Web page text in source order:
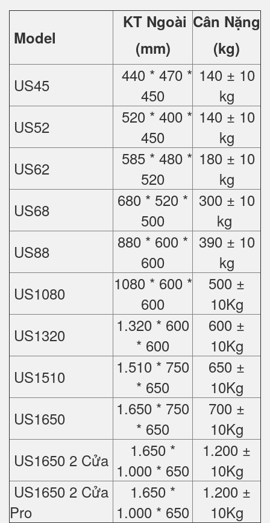
Model
KT Ngoài
(mm)
Cân Nặng
(kg)
US45
440 * 470 *
450
140 ± 10
kg
US52
520 * 400 *
450
140 ± 10
kg
US62
585 * 480 *
520
180 ± 10
kg
US68
680 * 520 *
500
300 ± 10
kg
US88
880 * 600 *
600
390 ± 10
kg
US1080
1080 * 600 *
600
500 ±
10Kg
US1320
1.320 * 600
* 600
600 ±
10Kg
US1510
1.510 * 750
* 650
650 ±
10Kg
US1650
1.650 * 750
* 650
700 ±
10Kg
US1650 2 Cửa
1.650 *
1.000 * 650
1.200 ±
10Kg
US1650 2 Cửa
Pro
1.650 *
1.000 * 650
1.200 ±
10Kg